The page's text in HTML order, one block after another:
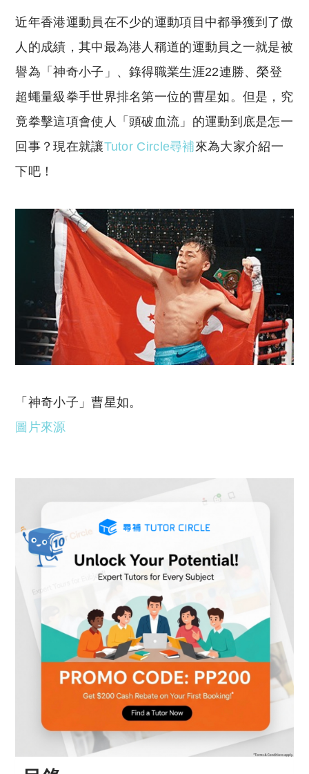
p
y
Li
n
k
at
s
A
p
p
近年香港運動員在不少的運動項目中都爭獲到了傲
人的成績，其中最為港人稱道的運動員之一就是被
譽為「神奇小子」、錄得職業生涯22連勝、榮登
超蠅量級拳手世界排名第一位的曹星如。但是，究
竟拳擊這項會使人「頭破血流」的運動到底是怎一
回事？現在就讓Tutor Circle尋補來為大家介紹一
下吧！
「神奇小子」曹星如。
圖片來源